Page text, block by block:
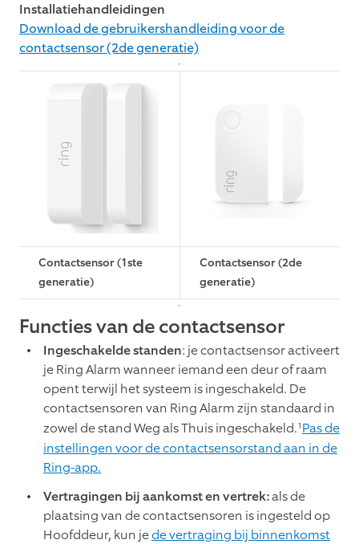
Installatiehandleidingen
Download de gebruikershandleiding voor de
contactsensor (2de generatie)
Contactsensor (1ste
generatie)
Contactsensor (2de
generatie)
Functies van de contactsensor
Ingeschakelde standen: je contactsensor activeert
je Ring Alarm wanneer iemand een deur of raam
opent terwijl het systeem is ingeschakeld. De
contactsensoren van Ring Alarm zijn standaard in
zowel de stand Weg als Thuis ingeschakeld.1 Pas de
instellingen voor de contactsensorstand aan in de
Ring-app.
Vertragingen bij aankomst en vertrek:als de
plaatsing van de contactsensoren is ingesteld op
Hoofddeur, kun jede vertraging bij binnenkomst